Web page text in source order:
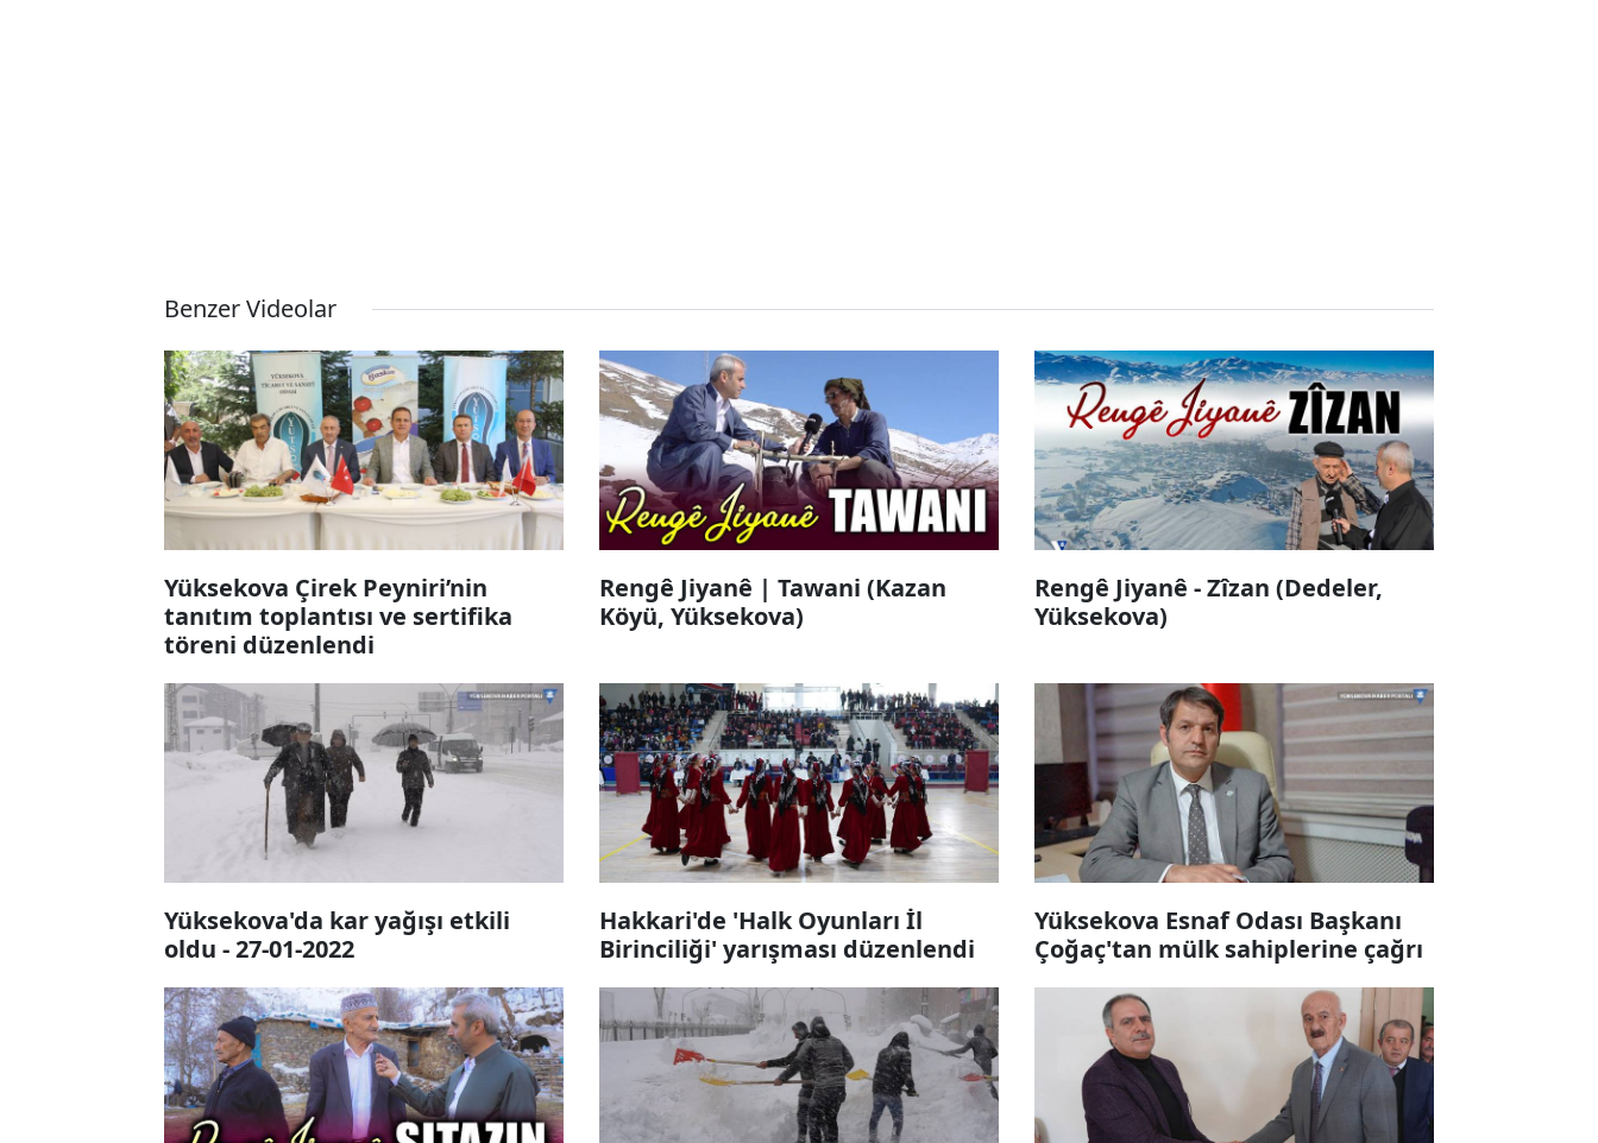
Benzer Videolar
Yüksekova Çirek Peyniri’nin
tanıtım toplantısı ve sertifika
töreni düzenlendi
Rengê Jiyanê | Tawani (Kazan
Köyü, Yüksekova)
Rengê Jiyanê - Zîzan (Dedeler,
Yüksekova)
Yüksekova'da kar yağışı etkili
oldu - 27-01-2022
Hakkari'de 'Halk Oyunları İl
Birinciliği' yarışması düzenlendi
Yüksekova Esnaf Odası Başkanı
Çoğaç'tan mülk sahiplerine çağrı